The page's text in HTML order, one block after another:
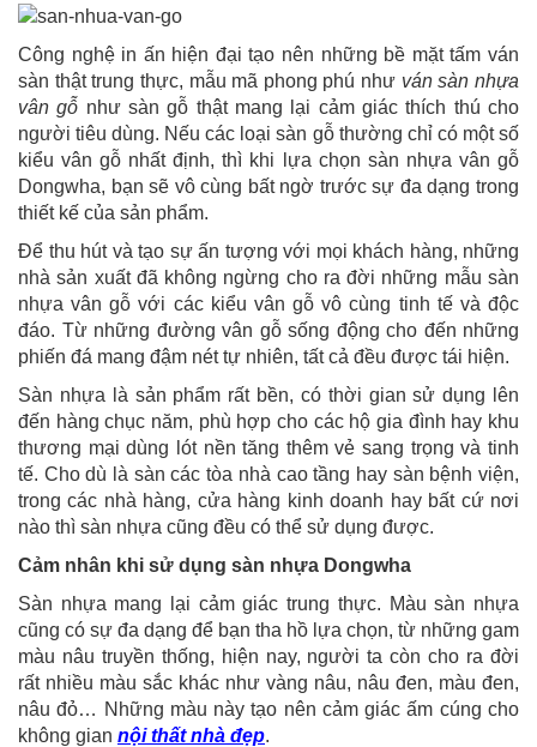
Công nghệ in ấn hiện đại tạo nên những bề mặt tấm ván
sàn thật trung thực, mẫu mã phong phú như ván sàn nhựa
vân gỗ như sàn gỗ thật mang lại cảm giác thích thú cho
người tiêu dùng. Nếu các loại sàn gỗ thường chỉ có một số
kiểu vân gỗ nhất định, thì khi lựa chọn sàn nhựa vân gỗ
Dongwha, bạn sẽ vô cùng bất ngờ trước sự đa dạng trong
thiết kế của sản phẩm.
Để thu hút và tạo sự ấn tượng với mọi khách hàng, những
nhà sản xuất đã không ngừng cho ra đời những mẫu sàn
nhựa vân gỗ với các kiểu vân gỗ vô cùng tinh tế và độc
đáo. Từ những đường vân gỗ sống động cho đến những
phiến đá mang đậm nét tự nhiên, tất cả đều được tái hiện.
Sàn nhựa là sản phẩm rất bền, có thời gian sử dụng lên
đến hàng chục năm, phù hợp cho các hộ gia đình hay khu
thương mại dùng lót nền tăng thêm vẻ sang trọng và tinh
tế. Cho dù là sàn các tòa nhà cao tầng hay sàn bệnh viện,
trong các nhà hàng, cửa hàng kinh doanh hay bất cứ nơi
nào thì sàn nhựa cũng đều có thể sử dụng được.
Cảm nhân khi sử dụng sàn nhựa Dongwha
Sàn nhựa mang lại cảm giác trung thực. Màu sàn nhựa
cũng có sự đa dạng để bạn tha hồ lựa chọn, từ những gam
màu nâu truyền thống, hiện nay, người ta còn cho ra đời
rất nhiều màu sắc khác như vàng nâu, nâu đen, màu đen,
nâu đỏ… Những màu này tạo nên cảm giác ấm cúng cho
không gian nội thất nhà đẹp.